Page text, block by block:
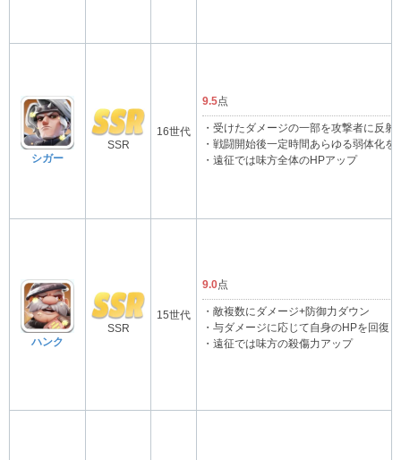
シガー
SSR
16世代
9.5点
・受けたダメージの一部を攻撃者に反射
・戦闘開始後一定時間あらゆる弱体化を
・遠征では味方全体のHPアップ
ハンク
SSR
15世代
9.0点
・敵複数にダメージ+防御力ダウン
・与ダメージに応じて自身のHPを回復
・遠征では味方の殺傷力アップ